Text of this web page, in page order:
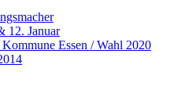
12. Januar
Essen / Wahl 2020